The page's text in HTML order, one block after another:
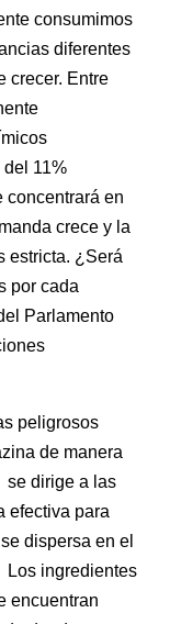
consumimos
diferentes
crecer. Entre
11%
concentrará en
crece y la
estricta. ¿Será
por cada
Parlamento
peligrosos
de manera
se dirige a las
efectiva para
dispersa en el
Los ingredientes
encuentran